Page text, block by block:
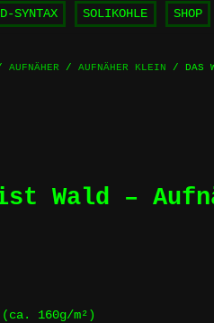
SYNTAX SOLIKOHLE SHOP
AUFNÄHER / AUFNÄHER KLEIN / DAS
Wald –
160g/m²)